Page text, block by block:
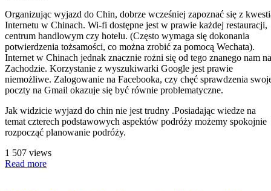
Organizując wyjazd do Chin, dobrze wcześniej zapoznać się z
Internetu w Chinach. Wi-fi dostępne jest w prawie każdej restauracji,
centrum handlowym czy hotelu. (Często wymaga się dokonania
potwierdzenia tożsamości, co można zrobić za pomocą Wechata).
Internet w Chinach jednak znacznie rożni się od tego znanego nam na
Zachodzie. Korzystanie z wyszukiwarki Google jest prawie
niemożliwe. Zalogowanie na Facebooka, czy chęć sprawdzenia
poczty na Gmail okazuje się być równie problematyczne.
Jak widzicie wyjazd do chin nie jest trudny .Posiadając wiedze na
temat czterech podstawowych aspektów podróży możemy spokojnie
rozpocząć planowanie podróży.
1 507 views
Read more